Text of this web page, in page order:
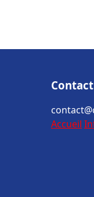
Contact
Accueil